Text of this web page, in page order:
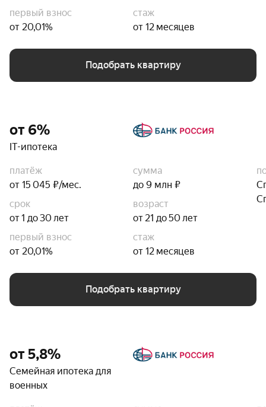
первый взнос
от 20,01%
стаж
от 12 месяцев
Подобрать квартиру
от 6%
IT-ипотека
платёж
от 15 045 ₽/мес.
сумма
до 9 млн ₽
срок
от 1 до 30 лет
возраст
от 21 до 50 лет
первый взнос
от 20,01%
стаж
от 12 месяцев
Подобрать квартиру
от 5,8%
Семейная ипотека для
военных